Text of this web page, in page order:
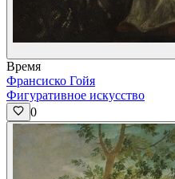
Время
Франсиско Гойя
Фигуративное искусство
0